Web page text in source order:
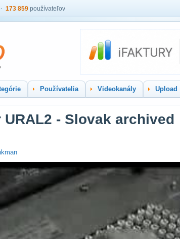
173 859 používateľov
Používatelia Videokanály Upload
- Slovak archived